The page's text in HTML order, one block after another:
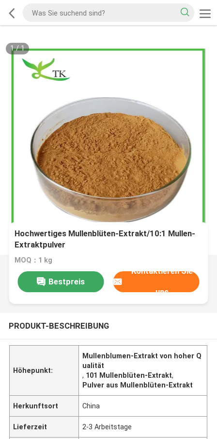
1/1
Hochwertiges Mullenblüten-Extrakt/10:1 Mullen-
Extraktpulver
MOQ：1 kg
Bestpreis
Kontaktieren Sie
uns
PRODUKT-BESCHREIBUNG
Höhepunkt:
Mullenblumen-Extrakt von hoher Q
ualität
, 101 Mullenblüten-Extrakt,
Pulver aus Mullenblüten-Extrakt
Herkunftsort China
Lieferzeit 2-3 Arbeitstage